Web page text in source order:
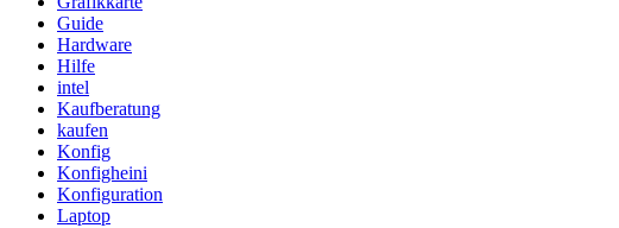
Guide
Hardware
Hilfe
intel
Kaufberatung
kaufen
Konfig
Konfigheini
Konfiguration
Laptop